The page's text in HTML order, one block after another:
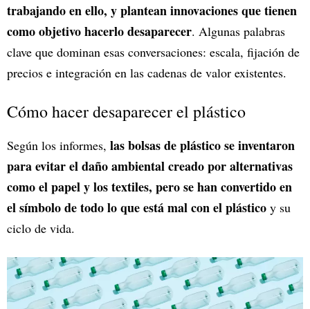
trabajando en ello, y plantean innovaciones que tienen
como objetivo hacerlo desaparecer. Algunas palabras
clave que dominan esas conversaciones: escala, fijación de
precios e integración en las cadenas de valor existentes.
Cómo hacer desaparecer el plástico
Según los informes, las bolsas de plástico se inventaron
para evitar el daño ambiental creado por alternativas
como el papel y los textiles, pero se han convertido en
el símbolo de todo lo que está mal con el plástico y su
ciclo de vida.